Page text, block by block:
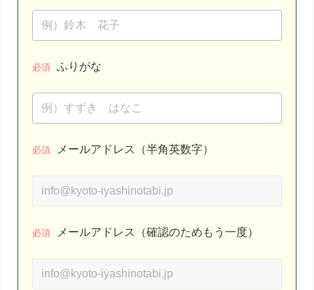
必須 ふりがな
必須 メールアドレス（半角英数字）
必須 メールアドレス（確認のためもう一度）